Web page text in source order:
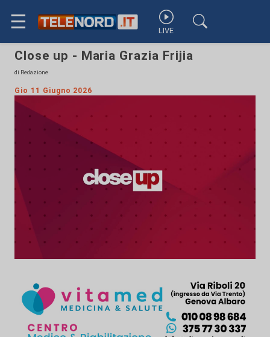
☰ LIVE
Close up - Maria Grazia Frijia
di Redazione
Gio 11 Giugno 2026